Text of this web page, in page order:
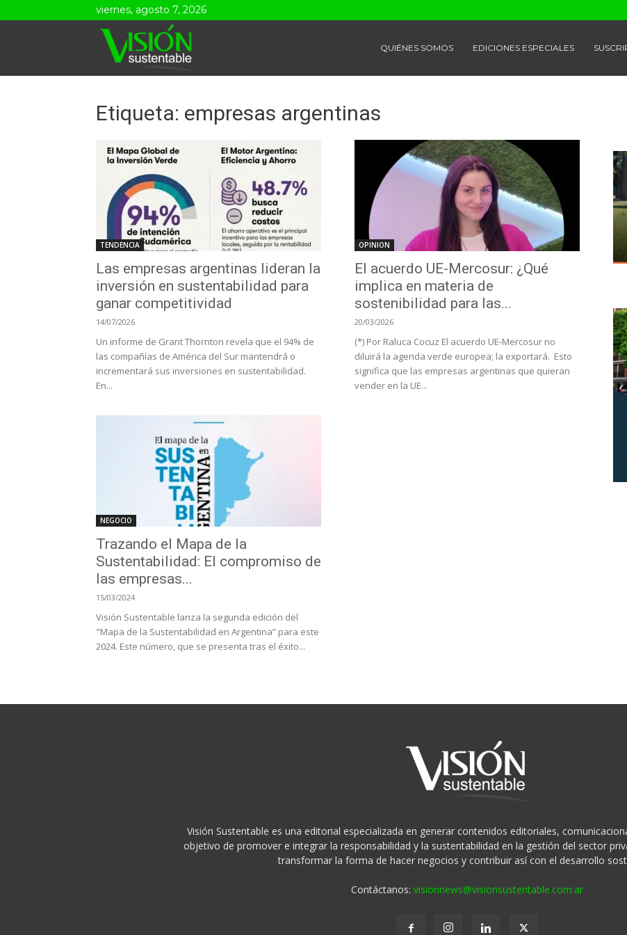
viernes, agosto 7, 2026
QUIÉNES SOMOS EDICIONES ESPECIALES
Etiqueta: empresas argentinas
TENDENCIA
Las empresas argentinas lideran la
inversión en sustentabilidad para
ganar competitividad
14/07/2026
Un informe de Grant Thornton revela que el 94% de
las compañías de América del Sur mantendrá o
incrementará sus inversiones en sustentabilidad.
En...
OPINION
El acuerdo UE-Mercosur: ¿Qué
implica en materia de
sostenibilidad para las...
20/03/2026
(*) Por Raluca Cocuz El acuerdo UE-Mercosur no
diluirá la agenda verde europea; la exportará. Esto
significa que las empresas argentinas que quieran
vender en la UE...
NEGOCIO
Trazando el Mapa de la
Sustentabilidad: El compromiso de
las empresas...
15/03/2024
Visión Sustentable lanza la segunda edición del
"Mapa de la Sustentabilidad en Argentina” para este
2024. Este número, que se presenta tras el éxito...
Visión Sustentable es una editorial especializada en generar contenidos editoriales,
objetivo de promover e integrar la responsabilidad y la sustentabilidad en la gestión del sector
transformar la forma de hacer negocios y contribuir así con el desarrollo
Contáctanos: visionnews@visionsustentable.com.ar